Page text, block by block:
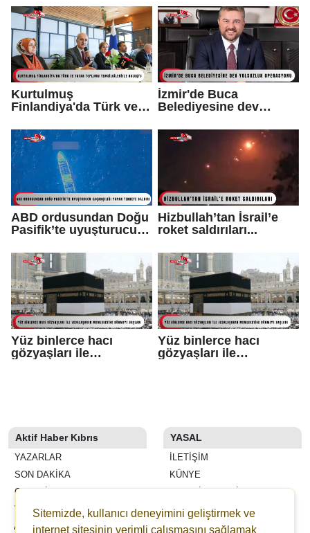
stratejik önemi her
geçen gün artmaktadır"
stratejik önemi her
geçen gün artmaktadır"
Kurtulmuş
Finlandiya'da Türk ve
temsilcileriyle buluştu
İzmir'de Buca
Belediyesine dev
ABD ordusundan Doğu
Pasifik’te uyuşturucu
tekneye saldırı: 3 ölü
Hizbullah’tan İsrail’e
roket saldırıları...
Yüz binlerce hacı
gözyaşları ile
Yüz binlerce hacı
gözyaşları ile
Aktif Haber Kıbrıs
YAZARLAR
SON DAKİKA
GALERİLER
VİDEOLAR
ANKETLER
YASAL
İLETIŞIM
KÜNYE
YAYIN İLKELERI
KURALLAR
GIZLILIK
Sitemizde, kullanıcı deneyimini geliştirmek ve
internet sitesinin verimli çalışmasını sağlamak